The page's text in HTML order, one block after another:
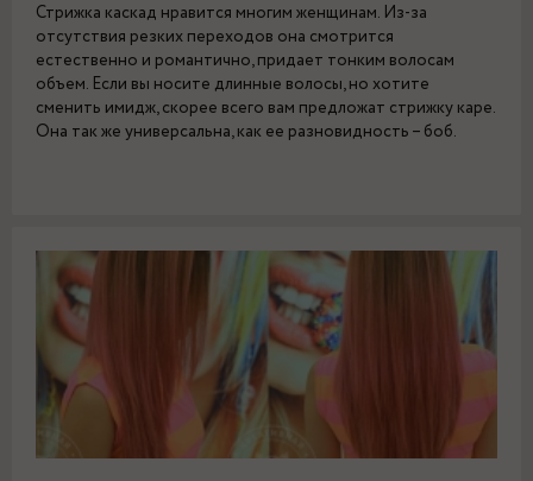
Стрижка каскад нравится многим женщинам. Из-за
отсутствия резких переходов она смотрится
естественно и романтично, придает тонким волосам
объем. Если вы носите длинные волосы, но хотите
сменить имидж, скорее всего вам предложат стрижку каре.
Она так же универсальна, как ее разновидность – боб.